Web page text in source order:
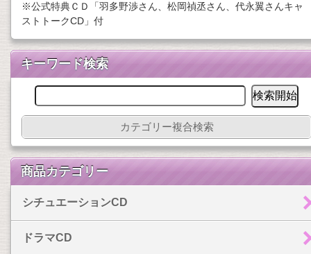
※公式特典ＣＤ「羽多野渉さん、松岡禎丞さん、代永翼さんキャ
ストトークCD」付
キーワード検索
カテゴリー複合検索
商品カテゴリー
シチュエーションCD
ドラマCD